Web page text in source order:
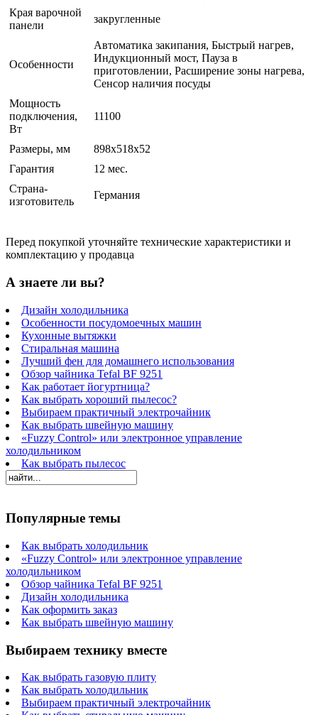
Края варочной
панели
закругленные
Особенности
Автоматика закипания, Быстрый нагрев,
Индукционный мост, Пауза в
приготовлении, Расширение зоны нагрева,
Сенсор наличия посуды
Мощность
подключения,
Вт
11100
Размеры, мм
898х518х52
Гарантия
12 мес.
Страна-
изготовитель
Германия
Перед покупкой уточняйте технические характеристики и
комплектацию у продавца
А знаете ли вы?
Дизайн холодильника
Особенности посудомоечных машин
Кухонные вытяжки
Стиральная машина
Лучший фен для домашнего использования
Обзор чайника Tefal BF 9251
Как работает йогуртница?
Как выбрать хороший пылесос?
Выбираем практичный электрочайник
Как выбрать швейную машину
«Fuzzy Control» или электронное управление
холодильником
Как выбрать пылесос
Популярные темы
Как выбрать холодильник
«Fuzzy Control» или электронное управление
холодильником
Обзор чайника Tefal BF 9251
Дизайн холодильника
Как оформить заказ
Как выбрать швейную машину
Выбираем технику вместе
Как выбрать газовую плиту
Как выбрать холодильник
Выбираем практичный электрочайник